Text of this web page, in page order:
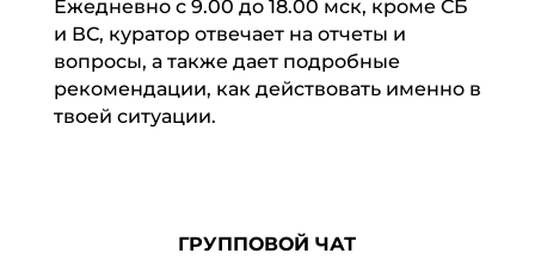
Ежедневно с 9.00 до 18.00 мск, кроме СБ
и ВС, куратор отвечает на отчеты и
вопросы, а также дает подробные
рекомендации, как действовать именно в
твоей ситуации.
ГРУППОВОЙ ЧАТ